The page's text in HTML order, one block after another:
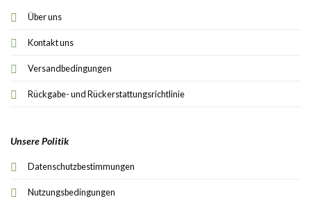
Über uns
Kontakt uns
Versandbedingungen
Rückgabe- und Rückerstattungsrichtlinie
Unsere Politik
Datenschutzbestimmungen
Nutzungsbedingungen